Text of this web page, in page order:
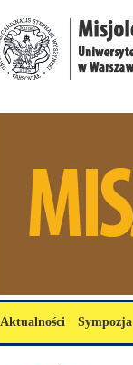
Menu główne
Aktualności Sympozja